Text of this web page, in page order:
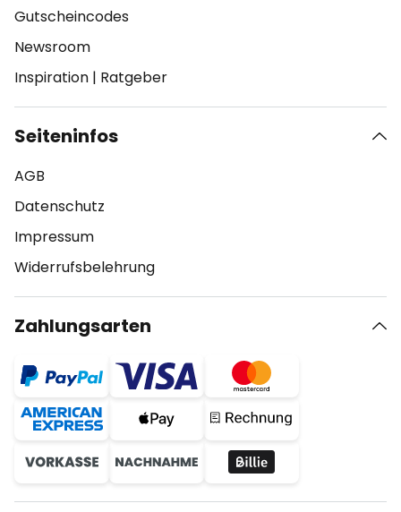
Gutscheincodes
Newsroom
Inspiration | Ratgeber
Seiteninfos
AGB
Datenschutz
Impressum
Widerrufsbelehrung
Zahlungsarten